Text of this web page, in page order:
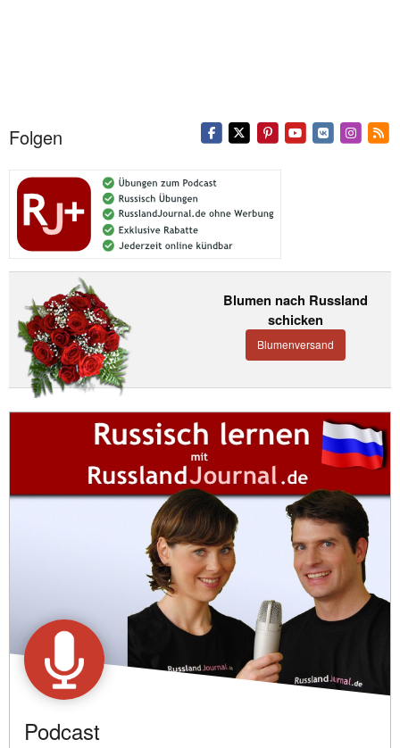
Folgen
Blumen nach Russland
schicken
Blumenversand
Podcast